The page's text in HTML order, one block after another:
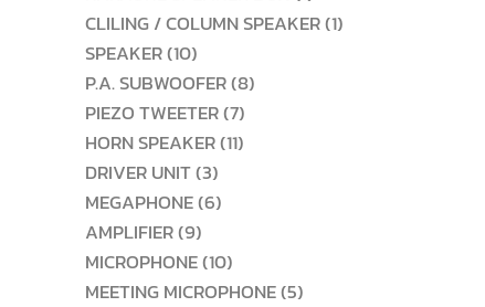
สินค้า
CLILING / COLUMN SPEAKER 11
SPEAKER 1010
สินค้า
P.A. SUBWOOFER 88
PIEZO TWEETER 77
สินค้า
HORN SPEAKER 1111
DRIVER UNIT 33
สินค้า
MEGAPHONE 66
AMPLIFIER 99
สินค้า
MICROPHONE 1010
สินค้า
MEETING MICROPHONE 55